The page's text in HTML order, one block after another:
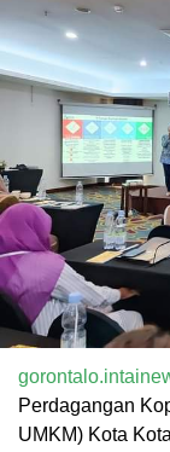
Perdagangan
UMKM) Kota